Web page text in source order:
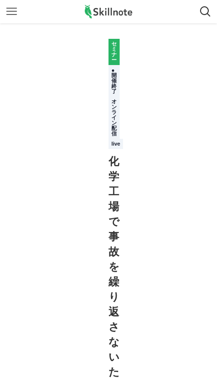
セ
ミ
ナ
ー
●
開
催
終
了
オ
ン
ラ
イ
ン
配
信
live
化
学
工
場
で
事
故
を
繰
り
返
さ
な
い
た